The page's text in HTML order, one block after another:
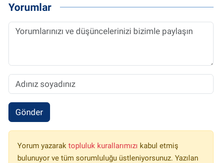
Yorumlar
Gönder
Yorum yazarak topluluk kurallarımızı kabul etmiş
bulunuyor ve tüm sorumluluğu üstleniyorsunuz. Yazılan